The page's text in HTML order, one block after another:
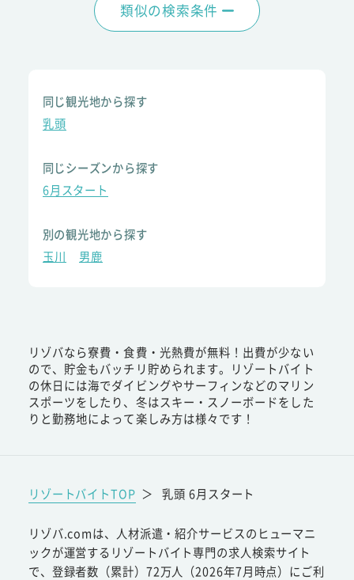
類似の検索条件
同じ観光地から探す
乳頭
同じシーズンから探す
6月スタート
別の観光地から探す
玉川
男鹿
リゾバなら寮費・食費・光熱費が無料！出費が少ない
ので、貯金もバッチリ貯められます。リゾートバイト
の休日には海でダイビングやサーフィンなどのマリン
スポーツをしたり、冬はスキー・スノーボードをした
りと勤務地によって楽しみ方は様々です！
リゾートバイトTOP ＞ 乳頭 6月スタート
リゾバ.comは、人材派遣・紹介サービスのヒューマニ
ックが運営するリゾートバイト専門の求人検索サイト
で、登録者数（累計）72万人（2026年7月時点）にご利